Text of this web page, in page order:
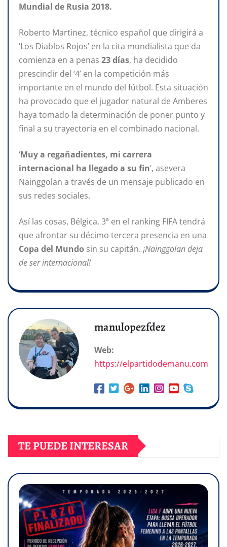
Mundial de Rusia 2018.
Roberto Martinez, técnico español que dirigirá a
‘Los Diablos Rojos’ en la cita mundialista que da
comienza en a penas 23 días, ha decidido
prescindir del ‘4’ en la competición más
importante en el mundo del fútbol. Esta situación
ha provocado que el jugador natural de Amberes
haya tomado la determinación de poner punto y
final a su trayectoria en el combinado nacional.
‘Muy a regañadientes, mi carrera
internacional ha llegado a su fin‘, asevera
Nainggolan a través de un mensaje publicado en
sus redes sociales.
Así las cosas, Bélgica, 3ª en el ranking FIFA tendrá
que afrontar su décimo tercera presencia en una
Copa del Mundo sin su capitán. ¡Nainggolan deja
de ser internacional!
manulopezfdez
Web:
https://elpartidodemanu.com
TE PUEDE INTERESAR